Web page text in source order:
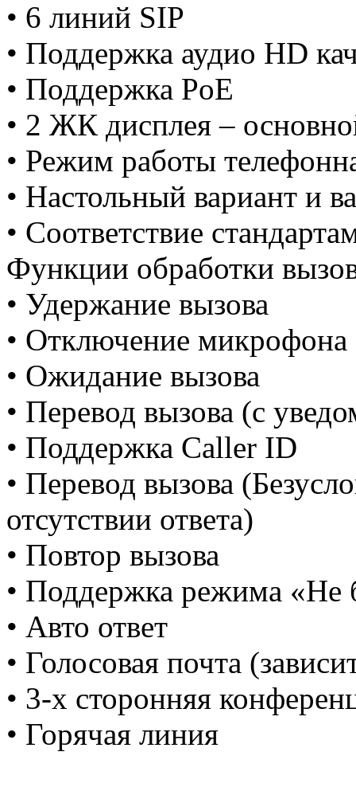
• 6 линий SIP
• Поддержка аудио HD
• Поддержка PoE
• 2 ЖК дисплея –
• Режим работы
• Настольный вариант и
• Соответствие
Функции обработки
• Удержание вызова
• Отключение микрофона
• Ожидание вызова
• Перевод вызова (с
• Поддержка Caller ID
• Перевод вызова
отсутствии ответа)
• Повтор вызова
• Поддержка режима «Не
• Авто ответ
• Голосовая почта
• 3-х сторонняя
• Горячая линия